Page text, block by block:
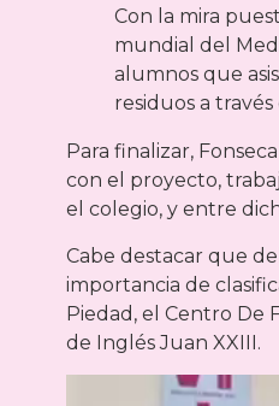
Con la mira
mundial del
alumnos que
residuos a
Para finalizar,
con el proyecto,
el colegio, y entre
Cabe destacar que
importancia de
Piedad, el Centro De
de Inglés Juan XXIII.